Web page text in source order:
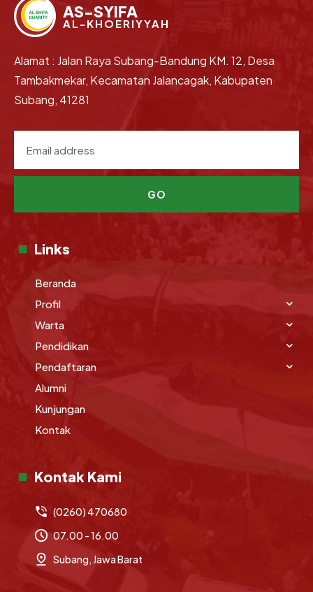
AS-SYIFA
AL-KHOERIYYAH
Alamat : Jalan Raya Subang-Bandung KM. 12, Desa
Tambakmekar, Kecamatan Jalancagak, Kabupaten
Subang, 41281
GO
Links
Beranda
Profil
Warta
Pendidikan
Pendaftaran
Alumni
Kunjungan
Kontak
Kontak Kami
(0260) 470680
07.00 - 16.00
Subang, Jawa Barat